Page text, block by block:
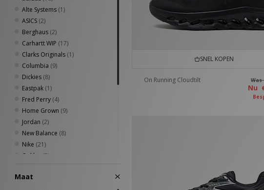
Alte Systems (1)
ASICS (2)
Berghaus (2)
Carhartt WIP (17)
Clarks Originals (1)
Columbia (9)
Dickies (8)
Eastpak (1)
Fred Perry (4)
Home Grown (9)
Jordan (2)
New Balance (8)
Nike (21)
Oakley
(3)
PUMA
Maat
SNEL KOPEN
On Running Cloudtilt
Nu